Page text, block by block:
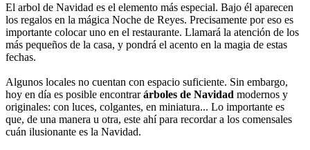
El arbol de Navidad es el elemento más especial. Bajo él aparecen
los regalos en la mágica Noche de Reyes. Precisamente por eso es
importante colocar uno en el restaurante. Llamará la atención de los
más pequeños de la casa, y pondrá el acento en la magia de estas
fechas.
Algunos locales no cuentan con espacio suficiente. Sin embargo,
hoy en día es posible encontrarárboles de Navidad modernos y
originales: con luces, colgantes, en miniatura... Lo importante es
que, de una manera u otra, este ahí para recordar a los comensales
cuán ilusionante es la Navidad.